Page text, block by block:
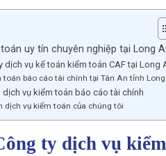
uy tín chuyên nghiệp tại Long
dịch vụ kế toán kiểm toán CAF tại Long
toán báo cáo tài chính tại Tân An tỉnh
vụ kiểm toán báo cáo tài chính
dịch vụ kiểm toán của chúng tôi
ty dịch vụ